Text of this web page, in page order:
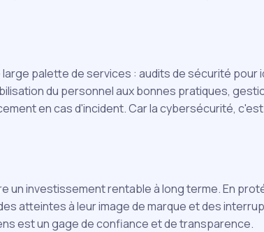
palette de services : audits de sécurité pour
du personnel aux bonnes pratiques,
en cas d'incident. Car la cybersécurité,
un investissement rentable à long terme. En
atteintes à leur image de marque et des
est un gage de confiance et de transparence.